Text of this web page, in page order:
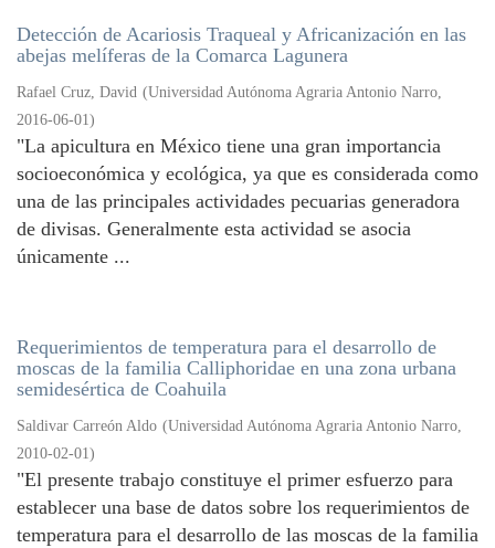
Detección de Acariosis Traqueal y Africanización en las
abejas melíferas de la Comarca Lagunera
Rafael Cruz, David (Universidad Autónoma Agraria Antonio Narro,
2016-06-01)
"La apicultura en México tiene una gran importancia
socioeconómica y ecológica, ya que es considerada como
una de las principales actividades pecuarias generadora
de divisas. Generalmente esta actividad se asocia
únicamente ...
Requerimientos de temperatura para el desarrollo de
moscas de la familia Calliphoridae en una zona urbana
semidesértica de Coahuila
Saldivar Carreón Aldo (Universidad Autónoma Agraria Antonio Narro,
2010-02-01)
"El presente trabajo constituye el primer esfuerzo para
establecer una base de datos sobre los requerimientos de
temperatura para el desarrollo de las moscas de la familia